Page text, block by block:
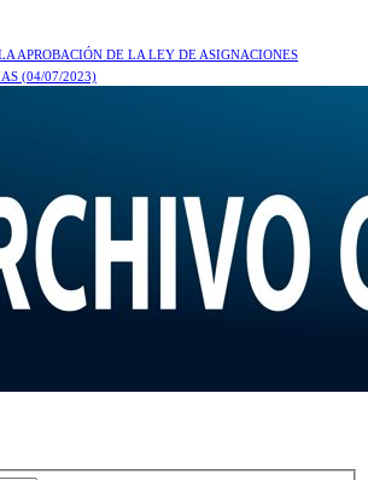
APROBACIÓN DE LA LEY DE ASIGNACIONES
(04/07/2023)